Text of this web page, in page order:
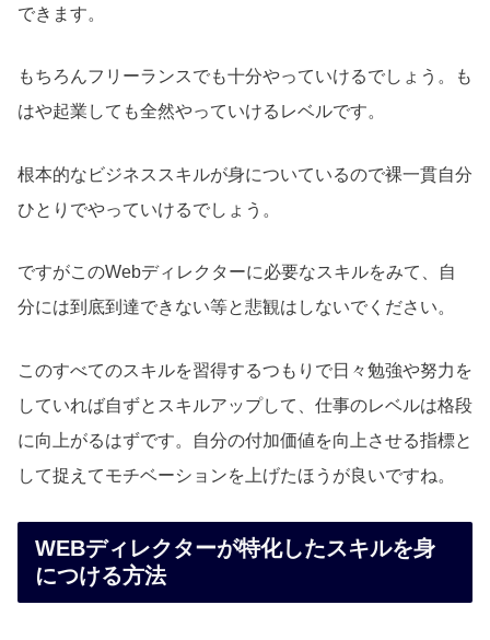
できます。
もちろんフリーランスでも十分やっていけるでしょう。も
はや起業しても全然やっていけるレベルです。
根本的なビジネススキルが身についているので裸一貫自分
ひとりでやっていけるでしょう。
ですがこのWebディレクターに必要なスキルをみて、自
分には到底到達できない等と悲観はしないでください。
このすべてのスキルを習得するつもりで日々勉強や努力を
していれば自ずとスキルアップして、仕事のレベルは格段
に向上がるはずです。自分の付加価値を向上させる指標と
して捉えてモチベーションを上げたほうが良いですね。
WEBディレクターが特化したスキルを身
につける方法